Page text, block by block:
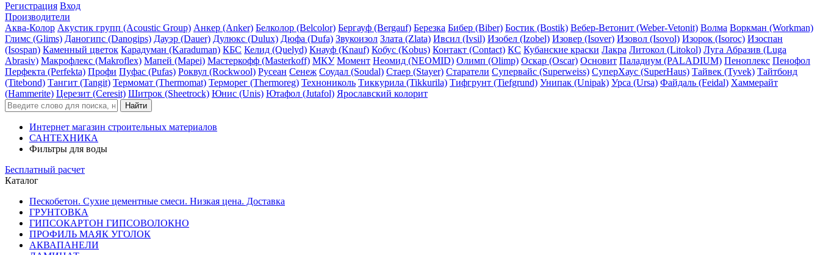
Регистрация Вход
Производители
Аква-Колор Акустик групп (Acoustic Group) Анкер (Anker) Белколор (Belcolor) Бергауф (Bergauf) Березка Бибер (Biber) Бостик (Bostik) Вебер-Ветонит (Weber-Vetonit) Волма Воркман (Workman)
Глимс (Glims) Даногипс (Danogips) Дауэр (Dauer) Дулюкс (Dulux) Дюфа (Dufa) Звукоизол Злата (Zlata) Ивсил (Ivsil) Изобел (Izobel) Изовер (Isover) Изовол (Isovol) Изорок (Isoroc) Изоспан
(Isospan) Каменный цветок Карадуман (Karaduman) КБС Келид (Quelyd) Кнауф (Knauf) Кобус (Kobus) Контакт (Contact) КС Кубанские краски Лакра Литокол (Litokol) Луга Абразив (Luga
Abrasiv) Макрофлекс (Makroflex) Мапей (Mapei) Мастеркофф (Masterkoff) МКУ Момент Неомид (NEOMID) Олимп (Olimp) Оскар (Oscar) Основит Паладиум (PALADIUM) Пеноплекс Пенофол
Перфекта (Perfekta) Профи Пуфас (Pufas) Роквул (Rockwool) Русеан Сенеж Соудал (Soudal) Стаер (Stayer) Старатели Супервайс (Superweiss) СуперХаус (SuperHaus) Тайвек (Tyvek) Тайтбонд
(Titebond) Тангит (Tangit) Термомат (Thermomat) Терморег (Thermoreg) Технониколь Тиккурила (Tikkurila) Тифгрунт (Tiefgrund) Унипак (Unipak) Урса (Ursa) Файдаль (Feidal) Хаммерайт
(Hammerite) Церезит (Ceresit) Шитрок (Sheetrock) Юнис (Unis) Ютафол (Jutafol) Ярославский колорит
Интернет магазин строительных материалов
САНТЕХНИКА
Фильтры для воды
Бесплатный расчет
Каталог
Пескобетон. Сухие цементные смеси. Низкая цена. Доставка
ГРУНТОВКА
ГИПСОКАРТОН ГИПСОВОЛОКНО
ПРОФИЛЬ МАЯК УГОЛОК
АКВАПАНЕЛИ